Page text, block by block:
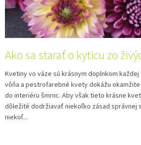
á
n
k
o
v
Ako sa starať o kyticu zo
Kvetiny vo váze sú krásnym doplnkom
vôňa a pestrofarebné kvety dokážu
do interiéru šmrnc. Aby však tieto krásne
dôležité dodržiavať niekoľko zásad správnej
niekoľ...